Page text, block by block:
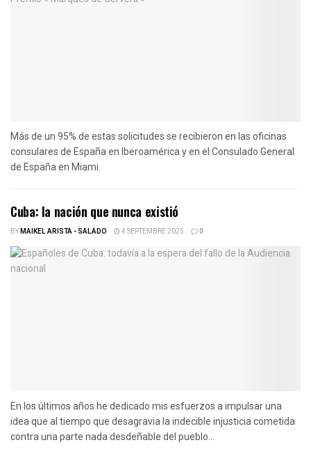
Más de un 95% de estas solicitudes se recibieron en las oficinas
consulares de España en Iberoamérica y en el Consulado General
de España en Miami.
Cuba: la nación que nunca existió
BYMAIKEL ARISTA - SALADO 4 SEPTEMBRE 2025 0
En los últimos años he dedicado mis esfuerzos a impulsar una
idea que al tiempo que desagravia la indecible injusticia cometida
contra una parte nada desdeñable del pueblo...